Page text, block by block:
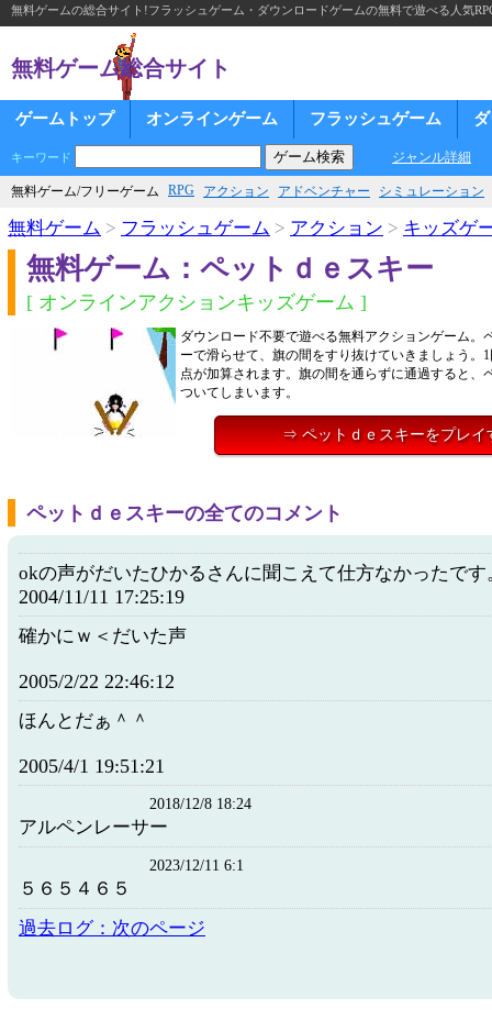
無料ゲームの総合サイト!フラッシュゲーム・ダウンロードゲームの無料で遊べる人気
無料ゲーム総合サイト
ゲームトップ オンラインゲーム フラッシュゲーム
キーワード ジャンル詳細
無料ゲーム/フリーゲーム RPG アクション アドベンチャー シミュレーション
無料ゲーム > フラッシュゲーム > アクション > キッズゲ
無料ゲーム：ペットｄｅスキー
[ オンラインアクションキッズゲーム ]
ダウンロード不要で遊べる無料アクションゲーム。
ーで滑らせて、旗の間をすり抜けていきましょう。
点が加算されます。旗の間を通らずに通過すると、
ついてしまいます。
⇒ ペットｄｅスキーをプレイ
ペットｄｅスキーの全てのコメント
okの声がだいたひかるさんに聞こえて仕方なかったです
2004/11/11 17:25:19
確かにｗ＜だいた声
2005/2/22 22:46:12
ほんとだぁ＾＾
2005/4/1 19:51:21
2018/12/8 18:24
アルペンレーサー
2023/12/11 6:1
５６５４６５
過去ログ：次のページ